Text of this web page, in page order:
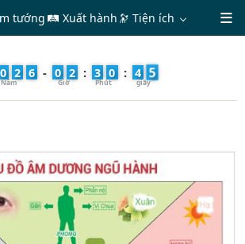
tướng 🛤 Xuất hành 🔭Tiện ích
0 2 6 - 0 2 : 3 0 : 4 7